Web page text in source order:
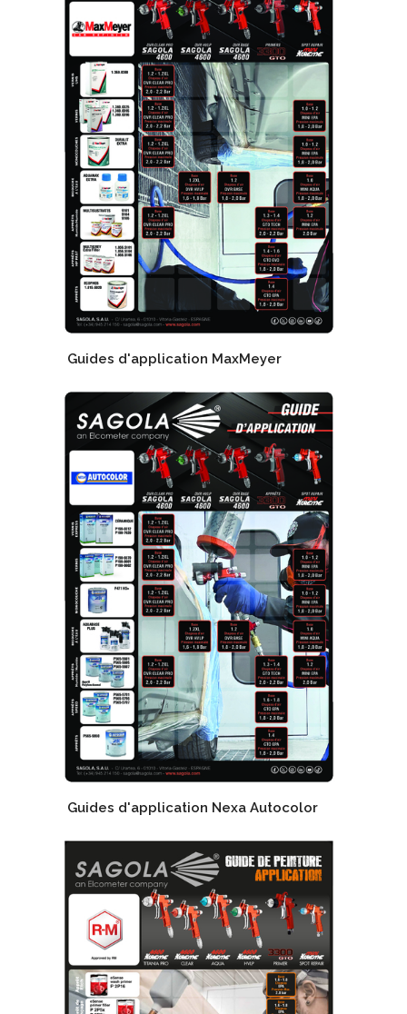
Guides d'application MaxMeyer
Guides d'application Nexa Autocolor